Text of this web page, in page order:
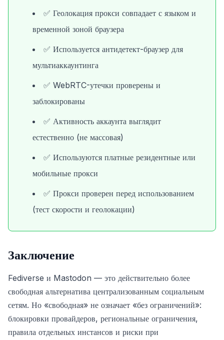
✅ Геолокация прокси совпадает с языком и
временной зоной браузера
✅ Используется антидетект-браузер для
мультиаккаунтинга
✅ WebRTC-утечки проверены и
заблокированы
✅ Активность аккаунта выглядит
естественно (не массовая)
✅ Используются платные резидентные или
мобильные прокси
✅ Прокси проверен перед использованием
(тест скорости и геолокации)
Заключение
Fediverse и Mastodon — это действительно более
свободная альтернатива централизованным социальным
сетям. Но «свободная» не означает «без ограничений»:
блокировки провайдеров, региональные ограничения,
правила отдельных инстансов и риски при